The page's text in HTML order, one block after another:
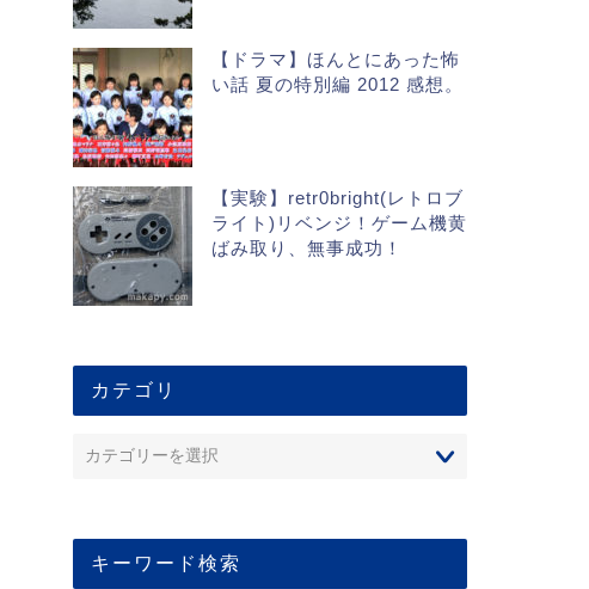
【ドラマ】ほんとにあった怖
い話 夏の特別編 2012 感想。
【実験】retr0bright(レトロブ
ライト)リベンジ！ゲーム機黄
ばみ取り、無事成功！
カテゴリ
キーワード検索